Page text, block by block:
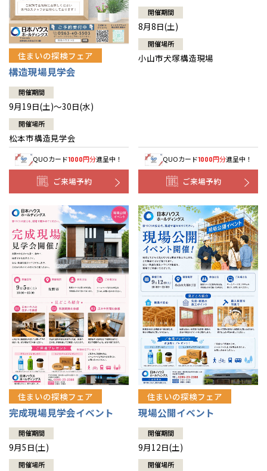
住まいの探検フェア
構造現場見学会
開催期間
9月19日(土)～30日(水)
開催場所
松本市構造見学会
QUOカード1000円分進呈中！
ご来場予約
開催期間
8月8日(土)
開催場所
小山市犬塚構造現場
QUOカード1000円分進呈中！
ご来場予約
住まいの探検フェア
完成現場見学会イベント
開催期間
9月5日(土)
開催場所
住まいの探検フェア
現場公開イベント
開催期間
9月12日(土)
開催場所